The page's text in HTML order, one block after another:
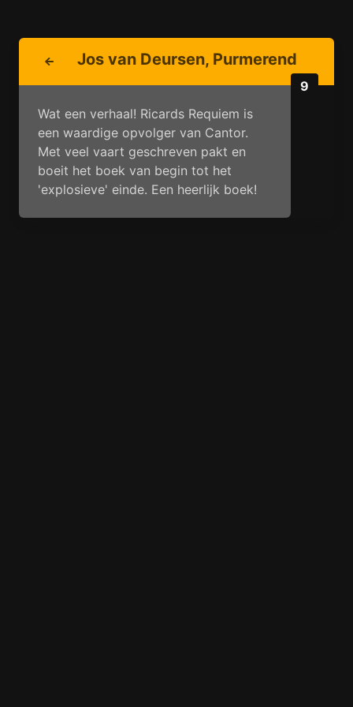
Jos van Deursen, Purmerend
9
Wat een verhaal! Ricards Requiem is
een waardige opvolger van Cantor.
Met veel vaart geschreven pakt en
boeit het boek van begin tot het
'explosieve' einde. Een heerlijk boek!